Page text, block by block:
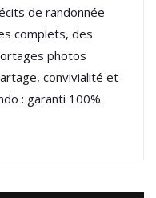
de randonnée
complets, des
photos
convivialité et
: garanti 100%